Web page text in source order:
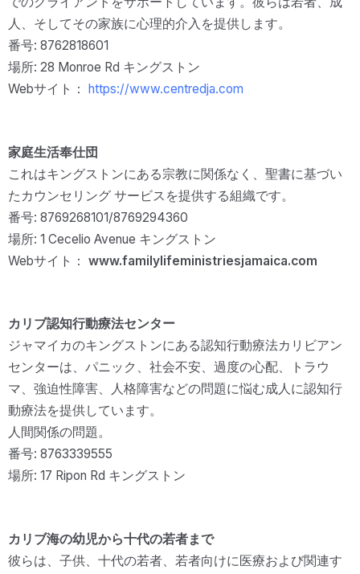
人、そしてその家族に心理的介入を提供します。
番号: 8762818601
場所: 28 Monroe Rd キングストン
Webサイト： https://www.centredja.com
家庭生活奉仕団
これはキングストンにある宗教に関係なく、聖書に基づい
たカウンセリング サービスを提供する組織です。
番号: 8769268101/8769294360
場所: 1 Cecelio Avenue キングストン
Webサイト： www.familylifeministriesjamaica.com
カリブ認知行動療法センター
ジャマイカのキングストンにある認知行動療法カリビアン
センターは、パニック、社会不安、過度の心配、トラウ
マ、強迫性障害、人格障害などの問題に悩む成人に認知行
動療法を提供しています。
人間関係の問題。
番号: 8763339555
場所: 17 Ripon Rd キングストン
カリブ海の幼児から十代の若者まで
彼らは、子供、十代の若者、若者向けに医療および関連す